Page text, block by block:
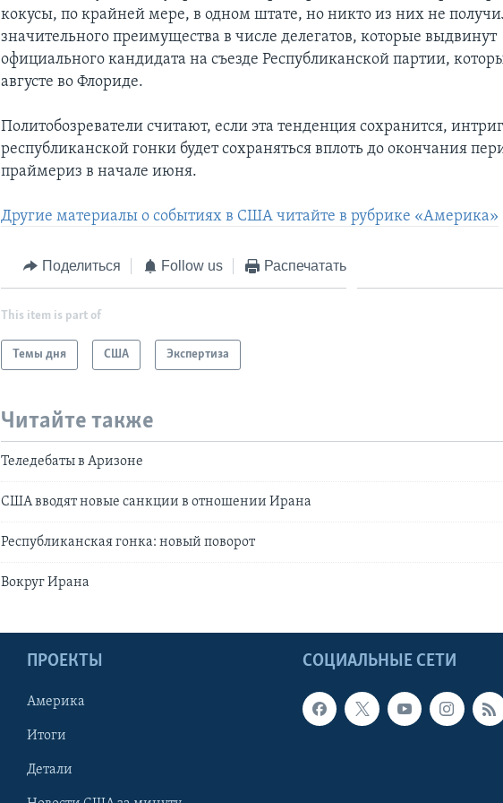
кокусы, по крайней мере, в одном штате, но никто из них не
значительного преимущества в числе делегатов, которые выдвинут
официального кандидата на съезде Республиканской партии,
августе во Флориде.
Политобозреватели считают, если эта тенденция сохранится,
республиканской гонки будет сохраняться вплоть до окончания
праймериз в начале июня.
Другие материалы о событиях в США читайте в рубрике «Америка»
Поделиться Follow us Распечатать
This item is part of
Темы дня США Экспертиза
Читайте также
Теледебаты в Аризоне
США вводят новые санкции в отношении Ирана
Республиканская гонка: новый поворот
Вокруг Ирана
СОЦИАЛЬНЫЕ СЕТИ
ПРОЕКТЫ
Америка
Итоги
Детали